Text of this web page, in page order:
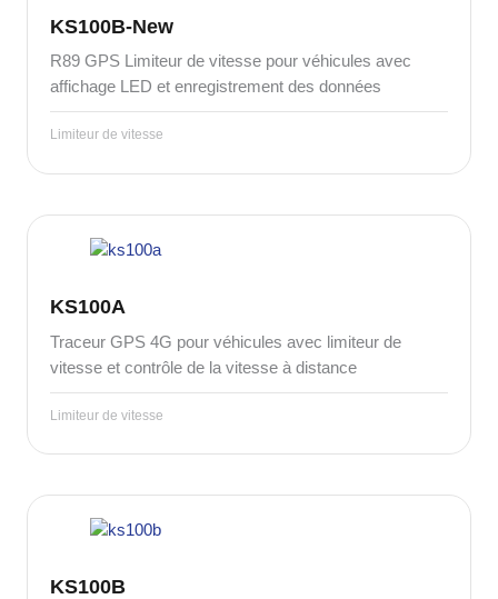
KS100B-New
R89 GPS Limiteur de vitesse pour véhicules avec
affichage LED et enregistrement des données
Limiteur de vitesse
KS100A
Traceur GPS 4G pour véhicules avec limiteur de
vitesse et contrôle de la vitesse à distance
Limiteur de vitesse
KS100B